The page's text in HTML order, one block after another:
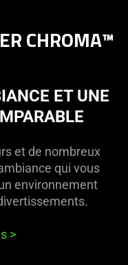
CHROMA™
ET UNE
et de nombreux
qui vous
environnement
>